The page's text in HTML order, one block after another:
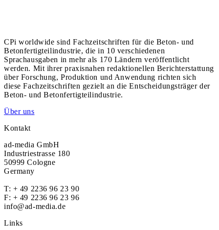
CPi worldwide sind Fachzeitschriften für die Beton- und
Betonfertigteilindustrie, die in 10 verschiedenen
Sprachausgaben in mehr als 170 Ländern veröffentlicht
werden. Mit ihrer praxisnahen redaktionellen Berichterstattung
über Forschung, Produktion und Anwendung richten sich
diese Fachzeitschriften gezielt an die Entscheidungsträger der
Beton- und Betonfertigteilindustrie.
Über uns
Kontakt
ad-media GmbH
Industriestrasse 180
50999 Cologne
Germany
T: + 49 2236 96 23 90
F: + 49 2236 96 23 96
info@ad-media.de
Links